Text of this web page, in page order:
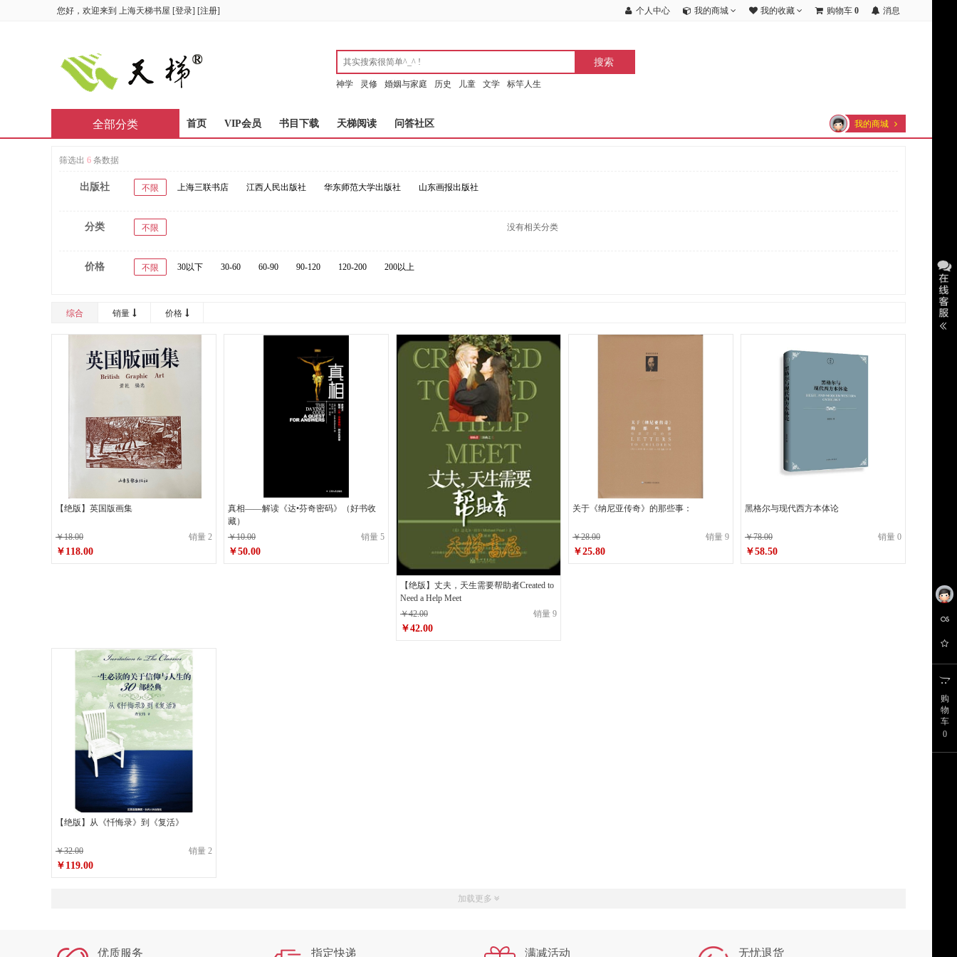
您好，欢迎来到 上海天梯书屋 [登录] [注册] 个人中心 我的商城 我的收藏 购物车 0 消息
神学 灵修 婚姻与家庭 历史 儿童 文学 标竿人生
首页 VIP会员 书目下载 天梯阅读 问答社区 我的商城
全部分类
筛选出 6 条数据
出版社 不限 上海三联书店 江西人民出版社 华东师范大学出版社 山东画报出版社
分类 不限 没有相关分类
价格 不限 30以下 30-60 60-90 90-120 120-200 200以上
综合 销量 价格
【绝版】英国版画集
￥18.00 销量 2
￥118.00
真相——解读《达•芬奇密码》（好书收
藏）
￥10.00
销量 5
￥50.00
【绝版】丈夫，天生需要帮助者Created to
Need a Help Meet
￥42.00
销量 9
￥42.00
关于《纳尼亚传奇》的那些事：
￥28.00 销量 9
￥25.80
黑格尔与现代西方本体论
￥78.00 销量 0
￥58.50
【绝版】从《忏悔录》到《复活》
￥32.00 销量 2
￥119.00
加载更多
优质服务 指定快递 满减活动 无忧退货
购
物
车
0